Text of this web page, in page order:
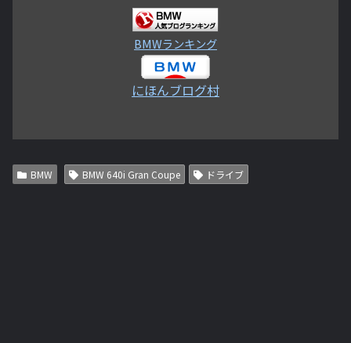
BMWランキング
にほんブログ村
BMW BMW 640i Gran Coupe ドライブ